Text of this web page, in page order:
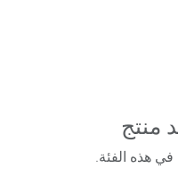
منتج
هذه الفئة.